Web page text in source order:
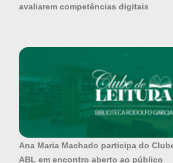
avaliarem competências digitais
Ana Maria Machado participa do
ABL em encontro aberto ao público